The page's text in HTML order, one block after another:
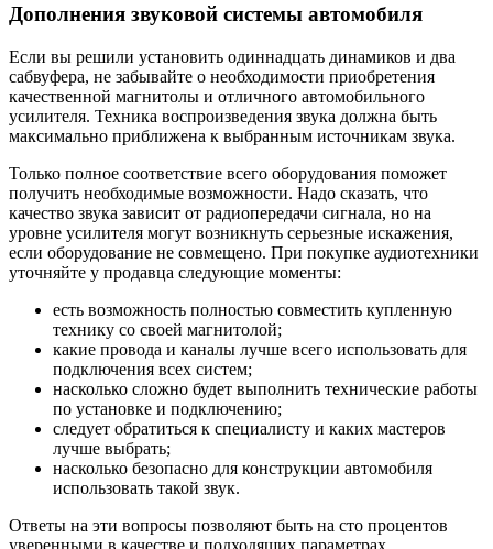
Дополнения звуковой системы автомобиля
Если вы решили установить одиннадцать динамиков и два
сабвуфера, не забывайте о необходимости приобретения
качественной магнитолы и отличного автомобильного
усилителя. Техника воспроизведения звука должна быть
максимально приближена к выбранным источникам звука.
Только полное соответствие всего оборудования поможет
получить необходимые возможности. Надо сказать, что
качество звука зависит от радиопередачи сигнала, но на
уровне усилителя могут возникнуть серьезные искажения,
если оборудование не совмещено. При покупке аудиотехники
уточняйте у продавца следующие моменты:
есть возможность полностью совместить купленную
технику со своей магнитолой;
какие провода и каналы лучше всего использовать для
подключения всех систем;
насколько сложно будет выполнить технические работы
по установке и подключению;
следует обратиться к специалисту и каких мастеров
лучше выбрать;
насколько безопасно для конструкции автомобиля
использовать такой звук.
Ответы на эти вопросы позволяют быть на сто процентов
уверенными в качестве и подходящих параметрах